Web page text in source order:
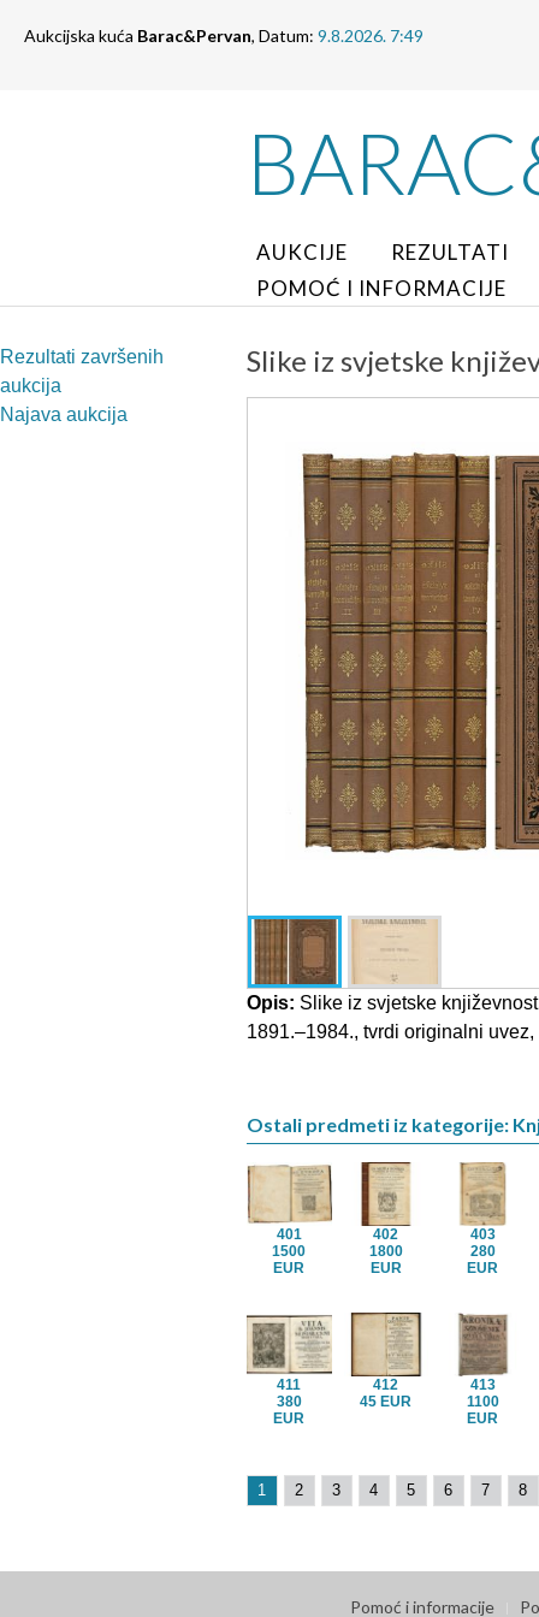
Aukcijska kuća Barac&Pervan, Datum: 9.8.2026. 7:49
AUKCIJE
REZULTATI
POMOĆ I INFORMACIJE
Rezultati završenih
aukcija
Najava aukcija
Slike iz svjetske
Opis: Slike iz svjetske
1891.–1984., tvrdi originalni
Ostali predmeti iz kategorije:
401
1500
EUR
402
1800
EUR
403
280
EUR
411
380
EUR
412
45 EUR
413
1100
EUR
1 2 3 4 5 6 7 8
Pomoć i informacije